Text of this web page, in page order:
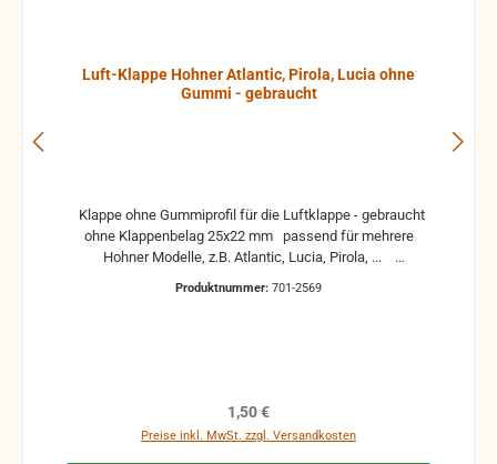
Luft-Klappe Hohner Atlantic, Pirola, Lucia ohne
Gummi - gebraucht
ohne Klappenbelag 25x22 mm passend für mehrere
Hohner Modelle, z.B. Atlantic, Lucia, Pirola, ...
Funktion nicht mehr gewährleistet werden und die
Produktnummer: 701-2569
Regulärer Preis:
1,50 €
Preise inkl. MwSt. zzgl. Versandkosten